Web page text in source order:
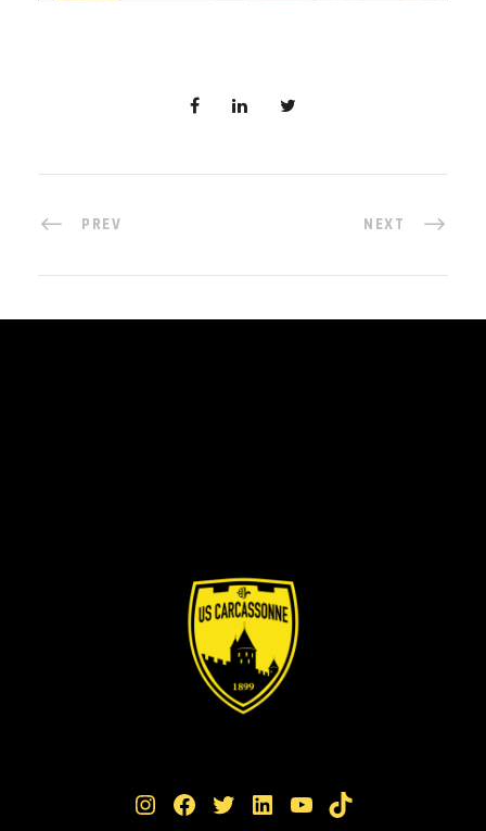
PREV NEXT
Instagram Facebook Twitter LinkedIn YouTube TikTok